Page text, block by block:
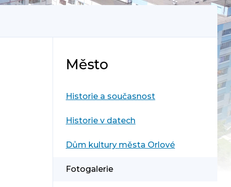
Město
Historie a současnost
Historie v datech
Dům kultury města Orlové
Fotogalerie